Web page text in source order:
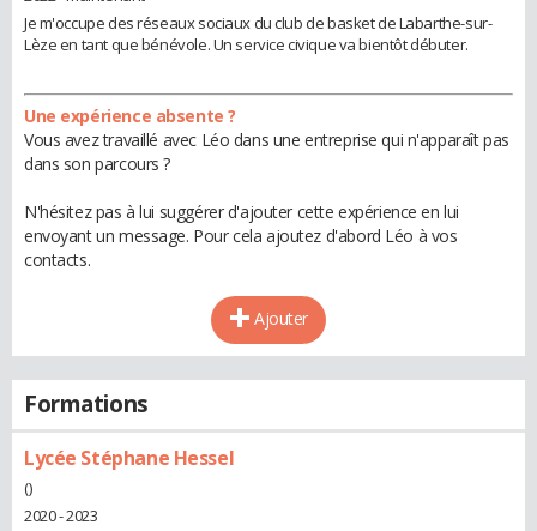
Je m'occupe des réseaux sociaux du club de basket de Labarthe-sur-
Lèze en tant que bénévole. Un service civique va bientôt débuter.
Une expérience absente ?
Vous avez travaillé avec Léo dans une entreprise qui n'apparaît pas
dans son parcours ?
N'hésitez pas à lui suggérer d'ajouter cette expérience en lui
envoyant un message. Pour cela ajoutez d'abord Léo à vos
contacts.
Ajouter
Formations
Lycée Stéphane Hessel
()
2020 - 2023